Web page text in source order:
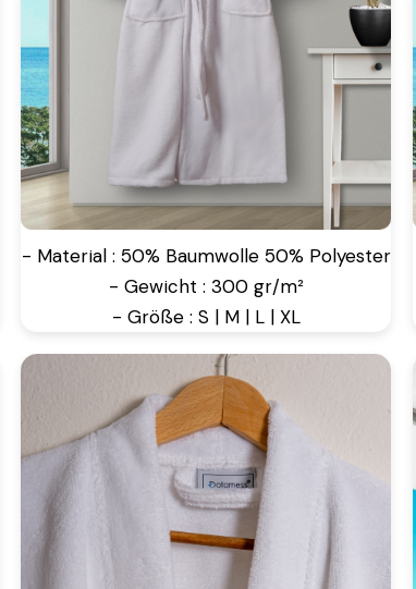
- Material : 50% Baumwolle 50% Polyester
- Gewicht : 300 gr/m²
- Größe : S | M | L | XL